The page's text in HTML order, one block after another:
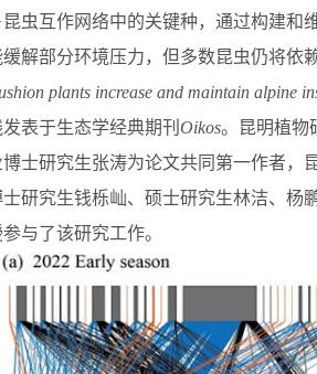
昆虫互作网络中的关键种，通过构建和
缓解部分环境压力，但多数昆虫仍将依
plants increase and maintain alpine
表于生态学经典期刊 Oikos。昆明植物
博士研究生张涛为论文共同第一作者，
士研究生钱栎屾、硕士研究生林洁、杨
与了该研究工作。